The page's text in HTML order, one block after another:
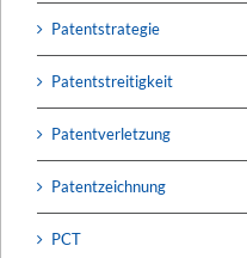
Patentstrategie
Patentstreitigkeit
Patentverletzung
Patentzeichnung
PCT